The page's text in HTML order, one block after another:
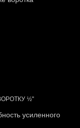
½"
усиленного